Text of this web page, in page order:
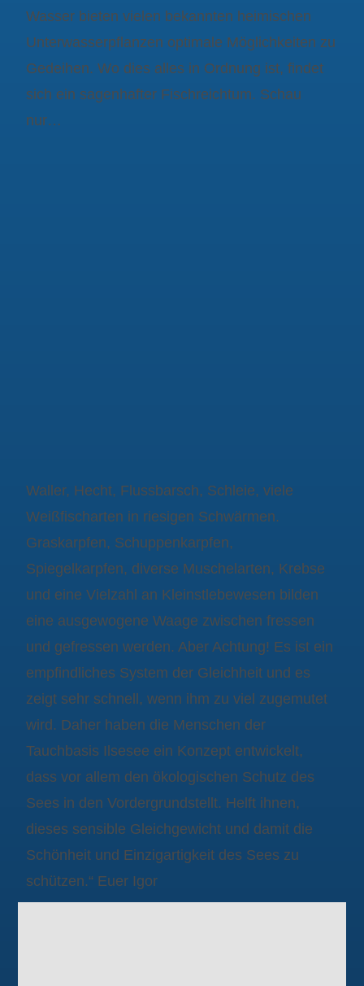
Wasser bieten vielen bekannten heimischen
Unterwasserpflanzen optimale Möglichkeiten zu
Gedeihen. Wo dies alles in Ordnung ist, findet
sich ein sagenhafter Fischreichtum. Schau
nur…
Waller, Hecht, Flussbarsch, Schleie, viele
Weißfischarten in riesigen Schwärmen.
Graskarpfen, Schuppenkarpfen,
Spiegelkarpfen, diverse Muschelarten, Krebse
und eine Vielzahl an Kleinstlebewesen bilden
eine ausgewogene Waage zwischen fressen
und gefressen werden. Aber Achtung! Es ist ein
empfindliches System der Gleichheit und es
zeigt sehr schnell, wenn ihm zu viel zugemutet
wird. Daher haben die Menschen der
Tauchbasis Ilsesee ein Konzept entwickelt,
dass vor allem den ökologischen Schutz des
Sees in den Vordergrundstellt. Helft ihnen,
dieses sensible Gleichgewicht und damit die
Schönheit und Einzigartigkeit des Sees zu
schützen.“ Euer Igor